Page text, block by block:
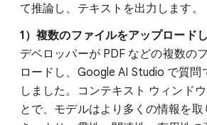
て推論し、テキストを出力します。
1）複数のファイルをアップロード
デベロッパーが PDF などの複数の
ロードし、Google AI Studio で質問
しました。コンテキスト ウィンド
とで、モデルはより多くの情報を